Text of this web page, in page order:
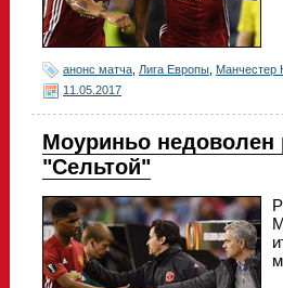
анонс матча Лига Европы Манчестер
11.05.2017
Моуриньо недоволен
"Сельтой"